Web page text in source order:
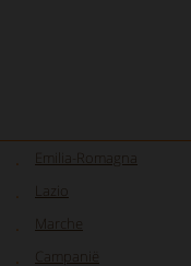
Emilia-Romagna
Lazio
Marche
Campanië